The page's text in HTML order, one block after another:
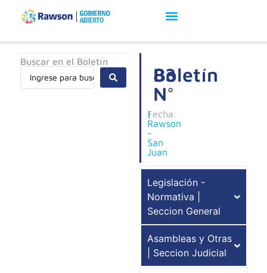
Buscar en el Boletín
Boletín
N°
83
Fecha:
|
Rawson
-
San
Juan
Legislación -
Normativa |
Seccion General
Asambleas y Otras
| Seccion Judicial